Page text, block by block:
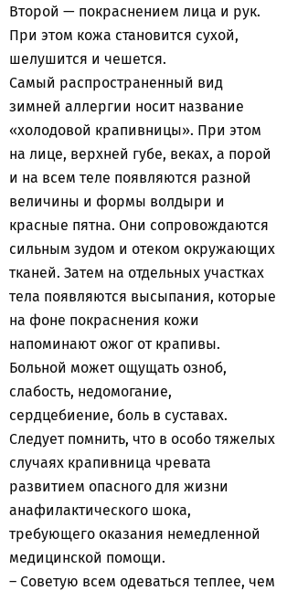
Второй — покраснением лица и рук.
При этом кожа становится сухой,
шелушится и чешется.
Самый распространенный вид
зимней аллергии носит название
«холодовой крапивницы». При этом
на лице, верхней губе, веках, а порой
и на всем теле появляются разной
величины и формы волдыри и
красные пятна. Они сопровождаются
сильным зудом и отеком окружающих
тканей. Затем на отдельных участках
тела появляются высыпания, которые
на фоне покраснения кожи
напоминают ожог от крапивы.
Больной может ощущать озноб,
слабость, недомогание,
сердцебиение, боль в суставах.
Следует помнить, что в особо тяжелых
случаях крапивница чревата
развитием опасного для жизни
анафилактического шока,
требующего оказания немедленной
медицинской помощи.
– Советую всем одеваться теплее, чем